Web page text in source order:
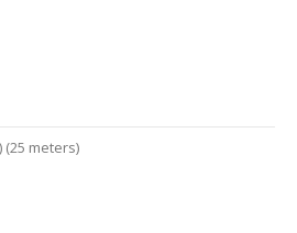
(25 meters)